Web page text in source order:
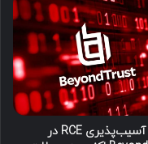
CISA: آسیب‌پذیری RCE در